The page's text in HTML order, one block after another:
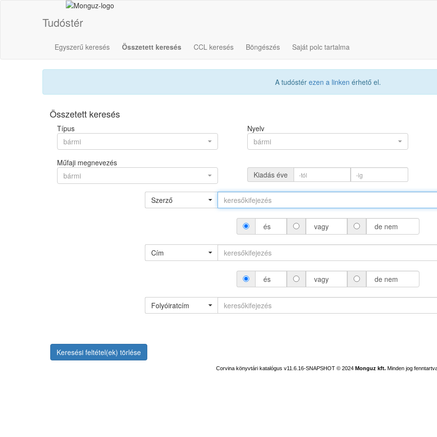
Tudóstér
Egyszerű keresés Összetett keresés CCL keresés Böngészés Saját polc tartalma
A tudóstér ezen a linken érhető el.
Összetett keresés
Típus
bármi
Nyelv
bármi
Műfaji megnevezés
bármi
Kiadás éve
Szerző
és vagy de nem
Cím
és vagy de nem
Folyóiratcím
Keresési feltétel(ek) törlése
Corvina könyvtári katalógus v11.6.16-SNAPSHOT © 2024 Monguz kft. Minden jog